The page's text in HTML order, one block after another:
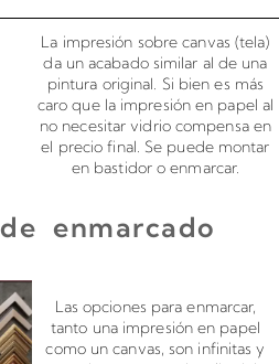
La impresión sobre canvas (tela)
da un acabado similar al de una
pintura original. Si bien es más
caro que la impresión en papel al
no necesitar vidrio compensa en
el precio final. Se puede montar
en bastidor o enmarcar.
enmarcado
Las opciones para enmarcar,
tanto una impresión en papel
como un canvas, son infinitas y